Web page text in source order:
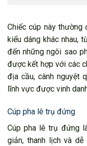
Chiếc cúp này
kiểu dáng khác nhau,
đến những ngôi sao
được kết hợp với các
địa cầu, cành nguyệt
lĩnh vực được vinh
Cúp pha lê trụ đứng
Cúp pha lê trụ đứng
giản, thanh lịch và